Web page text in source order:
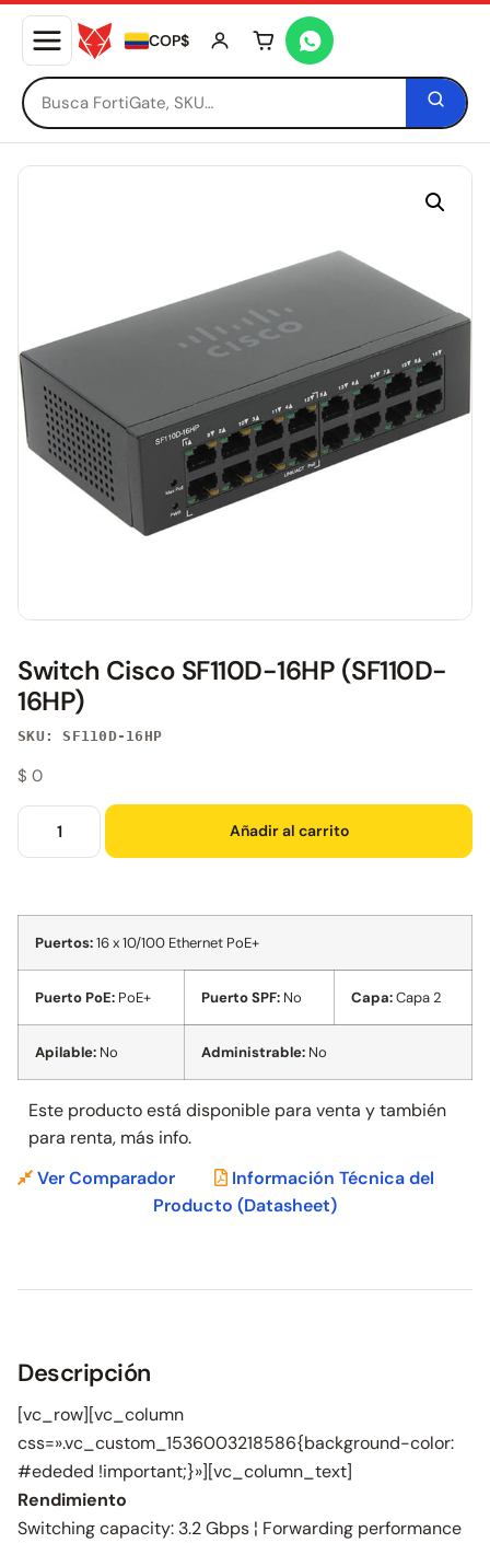
COP$ Tu carrito está vacío
Switch Cisco SF110D-16HP (SF110D-
16HP)
SKU: SF110D-16HP
$ 0
Añadir al carrito
Puertos:16 x 10/100 Ethernet PoE+
Puerto PoE: PoE+ Puerto SPF: No Capa:Capa 2
Apilable: No Administrable: No
Este producto está disponible para venta y también
para renta, más info.
Ver Comparador
Información Técnica del
Producto (Datasheet)
Descripción
[vc_row][vc_column
css=».vc_custom_1536003218586{background-color:
#ededed !important;}»][vc_column_text]
Rendimiento
Switching capacity: 3.2 Gbps ¦ Forwarding performance